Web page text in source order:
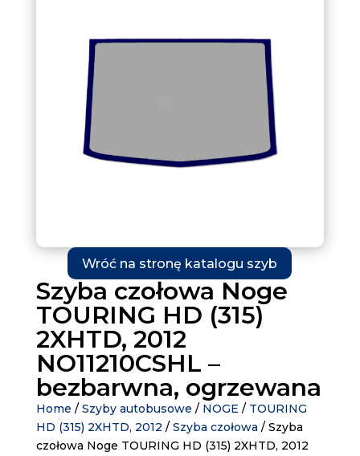
Wróć na stronę katalogu szyb
Szyba czołowa Noge
TOURING HD (315)
2XHTD, 2012
NO11210CSHL –
bezbarwna, ogrzewana
Home / Szyby autobusowe / NOGE / TOURING
HD (315) 2XHTD, 2012 / Szyba czołowa / Szyba
czołowa Noge TOURING HD (315) 2XHTD, 2012